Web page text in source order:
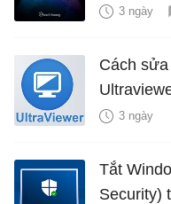
3 ngày
Cách
3 ngày
Tắt
Security)